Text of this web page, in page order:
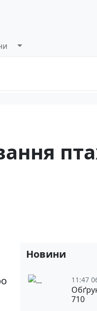
Новини
11:47
710